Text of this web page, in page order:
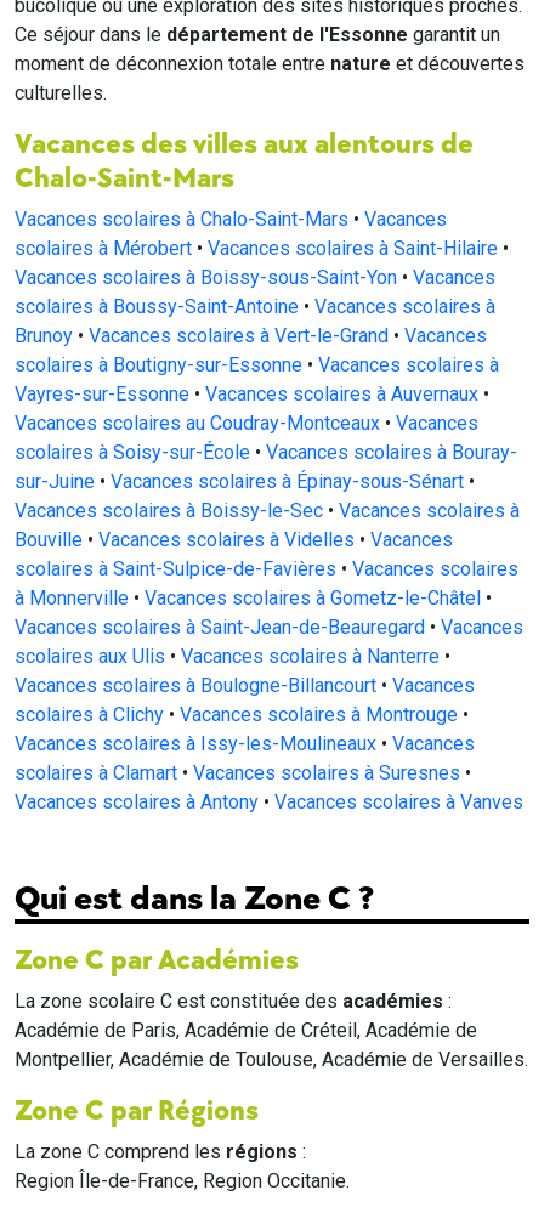
bucolique ou une exploration des sites historiques proches.
Ce séjour dans le département de l'Essonne garantit un
moment de déconnexion totale entre nature et découvertes
culturelles.
Vacances des villes aux alentours de
Chalo-Saint-Mars
Vacances scolaires à Chalo-Saint-Mars • Vacances
scolaires à Mérobert • Vacances scolaires à Saint-Hilaire •
Vacances scolaires à Boissy-sous-Saint-Yon • Vacances
scolaires à Boussy-Saint-Antoine • Vacances scolaires à
Brunoy • Vacances scolaires à Vert-le-Grand • Vacances
scolaires à Boutigny-sur-Essonne • Vacances scolaires à
Vayres-sur-Essonne • Vacances scolaires à Auvernaux •
Vacances scolaires au Coudray-Montceaux • Vacances
scolaires à Soisy-sur-École • Vacances scolaires à Bouray-
sur-Juine • Vacances scolaires à Épinay-sous-Sénart •
Vacances scolaires à Boissy-le-Sec • Vacances scolaires à
Bouville • Vacances scolaires à Videlles • Vacances
scolaires à Saint-Sulpice-de-Favières • Vacances scolaires
à Monnerville • Vacances scolaires à Gometz-le-Châtel •
Vacances scolaires à Saint-Jean-de-Beauregard • Vacances
scolaires aux Ulis • Vacances scolaires à Nanterre •
Vacances scolaires à Boulogne-Billancourt • Vacances
scolaires à Clichy • Vacances scolaires à Montrouge •
Vacances scolaires à Issy-les-Moulineaux • Vacances
scolaires à Clamart • Vacances scolaires à Suresnes •
Vacances scolaires à Antony • Vacances scolaires à Vanves
Qui est dans la Zone C ?
Zone C par Académies
La zone scolaire C est constituée des académies :
Académie de Paris, Académie de Créteil, Académie de
Montpellier, Académie de Toulouse, Académie de Versailles.
Zone C par Régions
La zone C comprend les régions :
Region Île-de-France, Region Occitanie.